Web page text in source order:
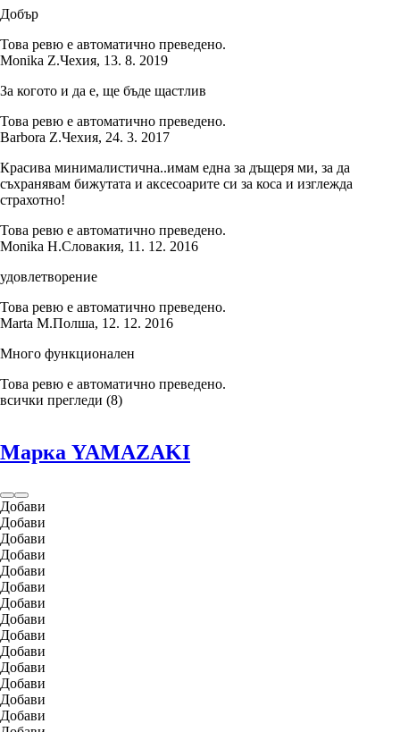
Добър
Това ревю е автоматично преведено.
Monika Z.Чехия, 13. 8. 2019
За когото и да е, ще бъде щастлив
Това ревю е автоматично преведено.
Barbora Z.Чехия, 24. 3. 2017
Красива минималистична..имам една за дъщеря ми, за да
съхранявам бижутата и аксесоарите си за коса и изглежда
страхотно!
Това ревю е автоматично преведено.
Monika H.Словакия, 11. 12. 2016
удовлетворение
Това ревю е автоматично преведено.
Marta M.Полша, 12. 12. 2016
Много функционален
Това ревю е автоматично преведено.
всички прегледи (8)
Марка YAMAZAKI
Добави
Добави
Добави
Добави
Добави
Добави
Добави
Добави
Добави
Добави
Добави
Добави
Добави
Добави